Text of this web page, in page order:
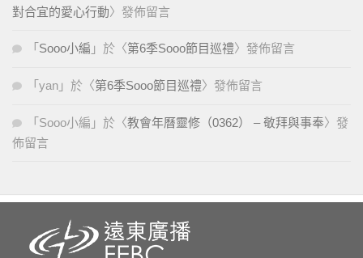
對合宜的愛心行動〉發佈留言
「 Sooo小編 」於〈第6季Sooo節目巡禮〉發佈留言
「 yan 」於〈第6季Sooo節目巡禮〉發佈留言
「 Sooo小編 」於〈教會年曆靈修（0362） – 敬拜與事奉〉發
佈留言